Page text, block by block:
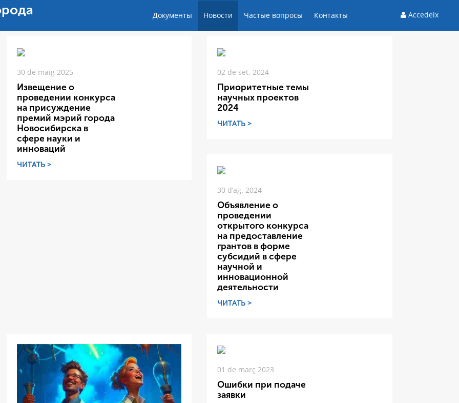
Документы Новости Частые вопросы Контакты Accedeix
30 de maig 2025
Извещение о
проведении конкурса
на присуждение
премий мэрий города
Новосибирска в
сфере науки и
инноваций
ЧИТАТЬ >
02 de set. 2024
Приоритетные темы
научных проектов
2024
ЧИТАТЬ >
30 d’ag. 2024
Объявление о
проведении
открытого конкурса
на предоставление
грантов в форме
субсидий в сфере
научной и
инновационной
деятельности
ЧИТАТЬ >
01 de març 2023
Ошибки при подаче
заявки